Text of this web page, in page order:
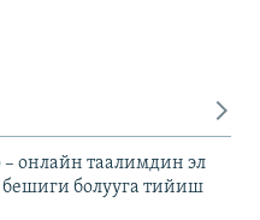
– онлайн таалимдин эл
болууга тийиш